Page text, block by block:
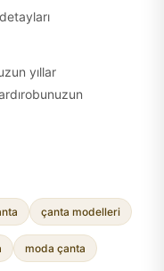
yıllar
çanta modelleri
moda çanta